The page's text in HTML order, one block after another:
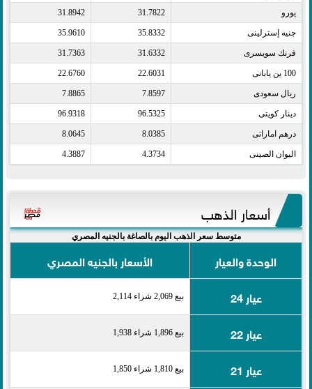
يورو​ 31.7822
31.8942
جنيه إسترلينى​ 35.8332
35.9610
فرنك سويسرى​ 31.6332
31.7363
100 ين يابانى​ 22.6031
22.6760
ريال سعودى​ 7.8597
7.8865
دينار كويتى​ 96.5325
96.9318
درهم اماراتى​ 8.0385
8.0645
اليوان الصينى​ 4.3734
4.3887
أسعار الذهب
متوسط سعر الذهب اليوم بالصاغة بالجنيه المصري
الوحدة والعيار
الأسعار بالجنيه المصري
عيار 24
بيع 2,069 شراء 2,114
عيار 22 بيع 1,896 شراء 1,938
عيار 21 بيع 1,810 شراء 1,850